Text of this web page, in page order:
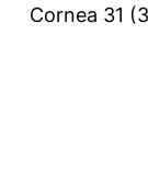
Cornea 31